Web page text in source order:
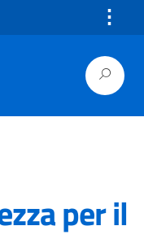
⋮
per il